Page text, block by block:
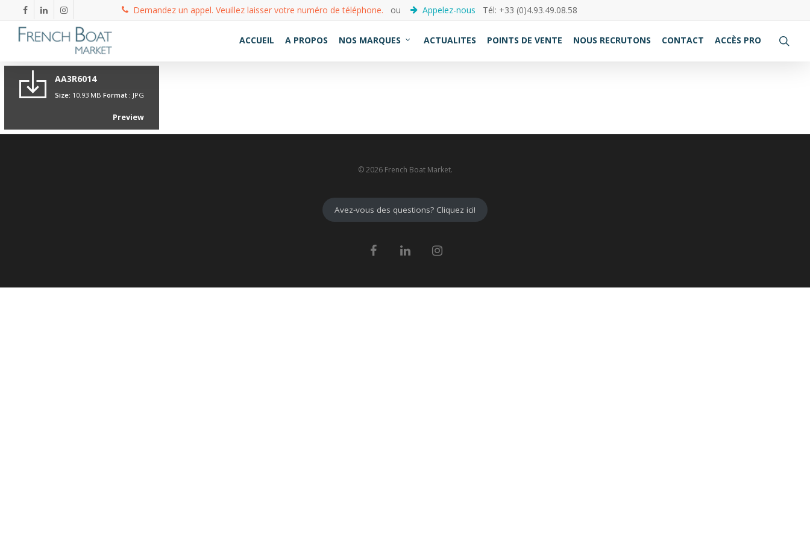
Demandez un appel. Veuillez laisser votre numéro de téléphone. ou Appelez-nous Tél: +33 (0)4.93.49.08.58
ACCUEIL A PROPOS NOS MARQUES ACTUALITES POINTS DE VENTE NOUS RECRUTONS CONTACT ACCÈS PRO
AA3R6014
Size: 10.93 MB Format : JPG
Preview
© 2026 French Boat Market.
Avez-vous des questions? Cliquez ici!